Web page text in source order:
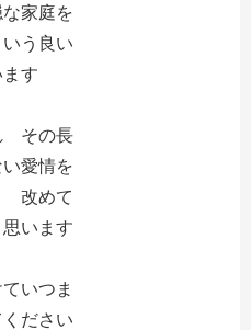
家庭を
う良い
す
その長
愛情を
改めて
います
いつま
ださい